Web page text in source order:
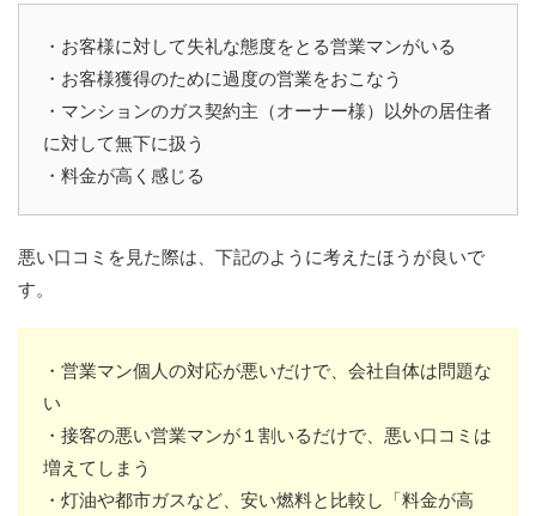
・お客様に対して失礼な態度をとる営業マンがいる
・お客様獲得のために過度の営業をおこなう
・マンションのガス契約主（オーナー様）以外の居住者
に対して無下に扱う
・料金が高く感じる
悪い口コミを見た際は、下記のように考えたほうが良いで
す。
・営業マン個人の対応が悪いだけで、会社自体は問題な
い
・接客の悪い営業マンが１割いるだけで、悪い口コミは
増えてしまう
・灯油や都市ガスなど、安い燃料と比較し「料金が高